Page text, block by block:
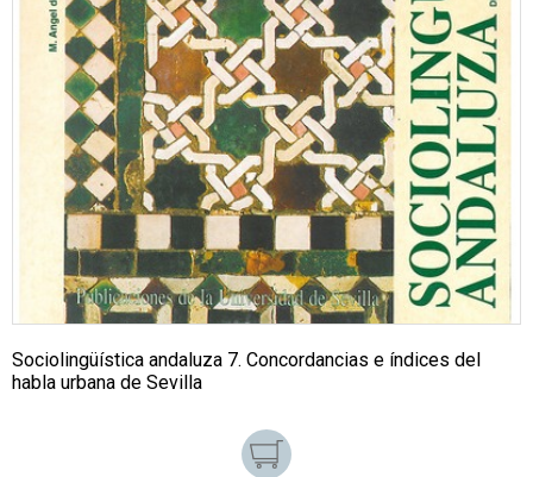
Sociolingüística andaluza 7. Concordancias e índices del
habla urbana de Sevilla